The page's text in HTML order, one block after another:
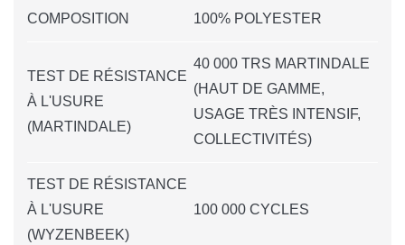
COMPOSITION 100% POLYESTER
TEST DE RÉSISTANCE
À L'USURE
(MARTINDALE)
40 000 TRS MARTINDALE
(HAUT DE GAMME,
USAGE TRÈS INTENSIF,
COLLECTIVITÉS)
TEST DE RÉSISTANCE
À L'USURE
(WYZENBEEK)
100 000 CYCLES